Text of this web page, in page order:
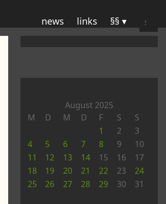
news links §§
nach:
August 2025
M
D M D F S
S
1
2
3
4
5 6 7 8 9
10
11
12 13 14 15 16
17
18
19 20 21 22 23
24
25
26 27 28 29 30 31